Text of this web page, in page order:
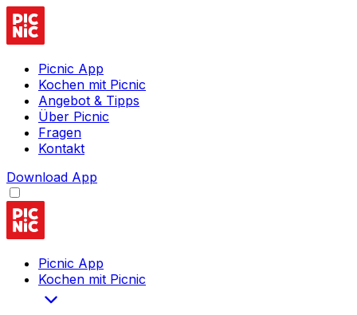
Picnic App
Kochen mit Picnic
Angebot & Tipps
Über Picnic
Fragen
Kontakt
Download App
Picnic App
Kochen mit Picnic